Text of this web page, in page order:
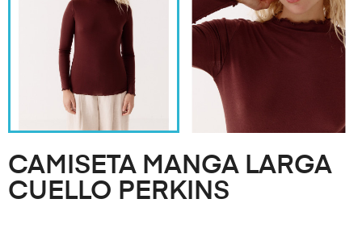
CAMISETA MANGA LARGA
CUELLO PERKINS